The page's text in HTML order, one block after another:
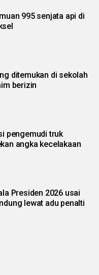
995 senjata api di
ditemukan di sekolah
berizin
pengemudi truk
angka kecelakaan
Presiden 2026 usai
lewat adu penalti